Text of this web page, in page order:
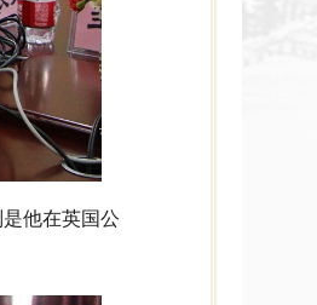
他在英国公